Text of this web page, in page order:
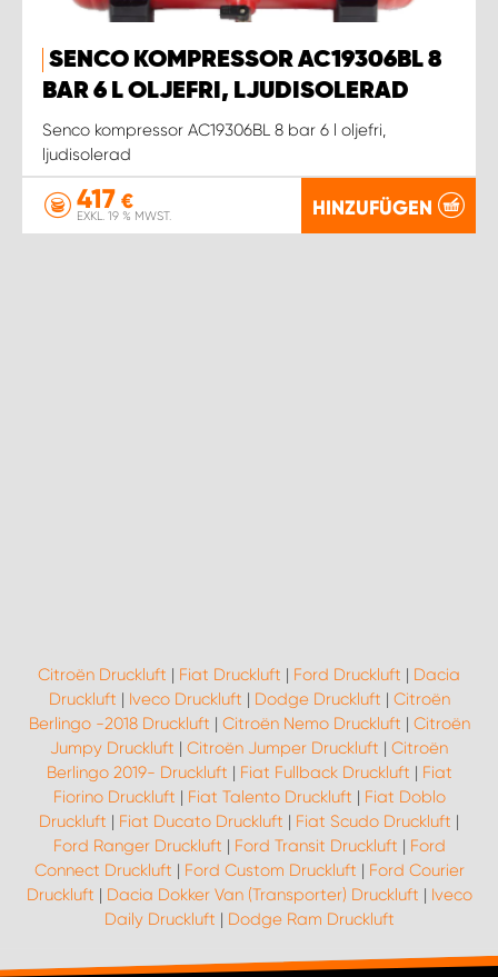
SENCO KOMPRESSOR AC19306BL 8
BAR 6 L OLJEFRI, LJUDISOLERAD
Senco kompressor AC19306BL 8 bar 6 l oljefri,
ljudisolerad
417 €
EXKL. 19 % MWST. HINZUFÜGEN
Citroën Druckluft | Fiat Druckluft | Ford Druckluft | Dacia
Druckluft | Iveco Druckluft | Dodge Druckluft | Citroën
Berlingo -2018 Druckluft | Citroën Nemo Druckluft | Citroën
Jumpy Druckluft | Citroën Jumper Druckluft | Citroën
Berlingo 2019- Druckluft | Fiat Fullback Druckluft | Fiat
Fiorino Druckluft | Fiat Talento Druckluft | Fiat Doblo
Druckluft | Fiat Ducato Druckluft | Fiat Scudo Druckluft |
Ford Ranger Druckluft | Ford Transit Druckluft | Ford
Connect Druckluft | Ford Custom Druckluft | Ford Courier
Druckluft | Dacia Dokker Van (Transporter) Druckluft | Iveco
Daily Druckluft | Dodge Ram Druckluft